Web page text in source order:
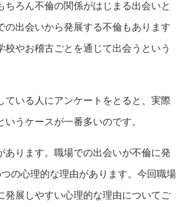
ちろん不倫の関係がはじまる出会いと
の出会いから発展する不倫もあります
校やお稽古ごとを通じて出会うという
ている人にアンケートをとると、実際
いうケースが一番多いのです。
あります。職場での出会いが不倫に発
の心理的な理由があります。今回職場
発展しやすい心理的な理由についてご